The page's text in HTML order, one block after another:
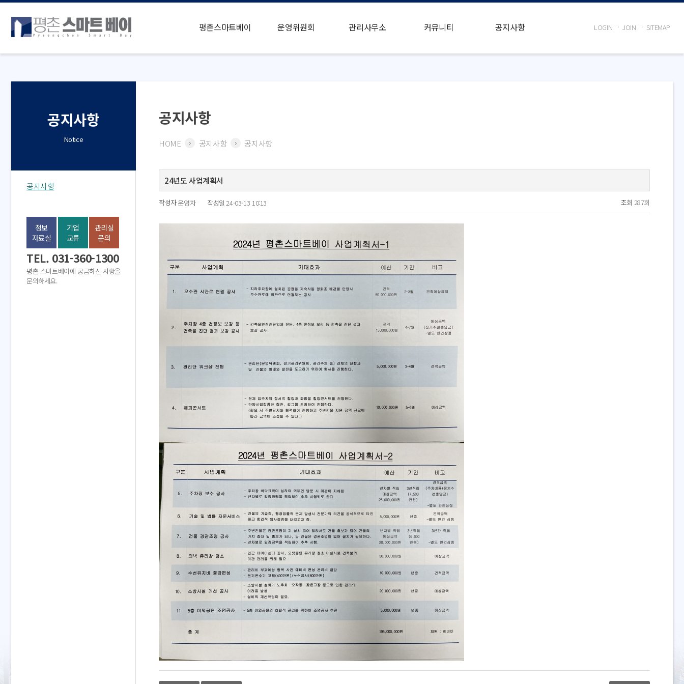
평촌스마트베이 운영위원회 관리사무소 커뮤니티 공지사항 LOGIN JOIN SITEMAP
공지사항
Notice
공지사항
정보
자료실
기업
교류
관리실
문의
TEL. 031-360-1300
평촌 스마트베이에 궁금하신 사항을
문의하세요.
공지사항
HOME 공지사항 공지사항
24년도 사업계획서
작성자운영자 작성일 24-03-13 10:13 조회 287회